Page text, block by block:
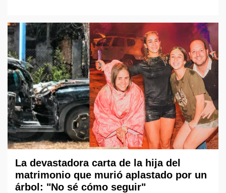
La devastadora carta de la hija del
matrimonio que murió aplastado por un
árbol: "No sé cómo seguir"